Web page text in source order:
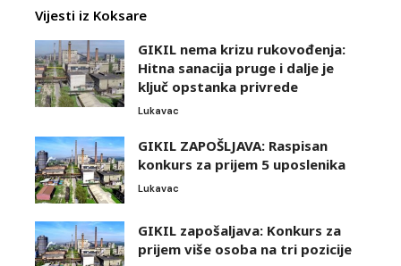
Vijesti iz Koksare
GIKIL nema krizu rukovođenja:
Hitna sanacija pruge i dalje je
ključ opstanka privrede
Lukavac
GIKIL ZAPOŠLJAVA: Raspisan
konkurs za prijem 5 uposlenika
Lukavac
GIKIL zapošaljava: Konkurs za
prijem više osoba na tri pozicije